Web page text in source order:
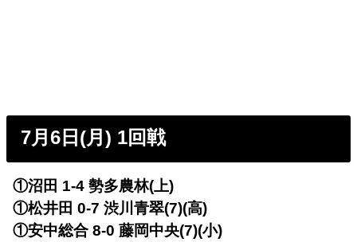
7月6日(月) 1回戦
①沼田 1-4 勢多農林(上)
①松井田 0-7 渋川青翠(7)(高)
①安中総合 8-0 藤岡中央(7)(小)